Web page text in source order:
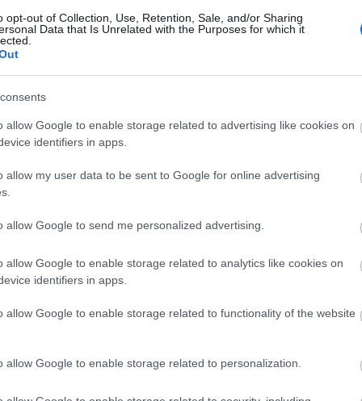
opt-out of Collection, Use, Retention, Sale, and/or Sharing
Data that Is Unrelated with the Purposes for which it
allow Google to enable storage related to advertising like cookies on
identifiers in apps.
allow my user data to be sent to Google for online advertising
allow Google to send me personalized advertising.
allow Google to enable storage related to analytics like cookies on
identifiers in apps.
allow Google to enable storage related to functionality of the website
allow Google to enable storage related to personalization.
játszóFür Anikónakítélte oda.
Gárdonyi Géza Színház: A hülyéjecímű előadásban
budapestiFregoli Színészegylet: Özvegy Karnyónécímű
át.
téren láthatott a publikum a VIDOR Fesztivál ideje
át a Pierrot-díjat.
a hazai friss filmvígjátéktermés darabjai is
szintén a Kossuth téren láthatott a közönség, a